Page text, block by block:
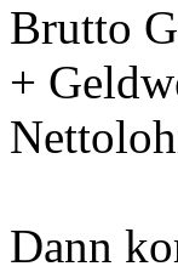
Brutto
+
Dann